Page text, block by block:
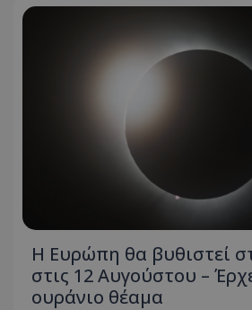
Η Ευρώπη θα βυθιστεί
στις 12 Αυγούστου –
ουράνιο θέαμα